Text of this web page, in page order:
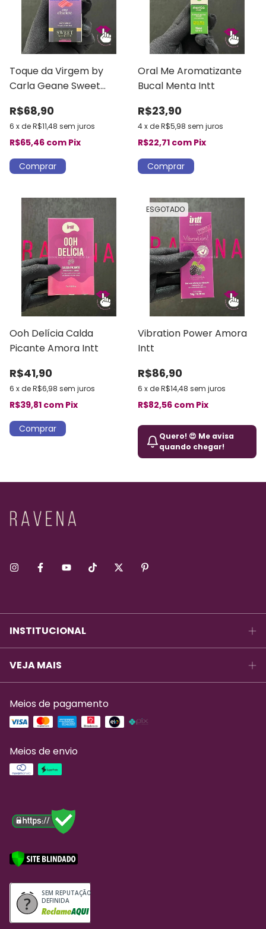
Toque da Virgem by
Carla Geane Sweet
R$68,90
6 xdeR$11,48 sem juros
R$65,46 com Pix
Oral Me Aromatizante
Bucal Menta Intt
R$23,90
4xdeR$5,98 sem juros
R$22,71 com Pix
Ooh Delícia Calda
Picante Amora Intt
R$41,90
6 xdeR$6,98 sem juros
R$39,81 com Pix
ESGOTADO
Vibration Power Amora
Intt
R$86,90
6 xdeR$14,48 sem juros
R$82,56 com Pix
Quero! 😍 Me avisa
quando chegar!
INSTITUCIONAL
VEJA MAIS
Meios de pagamento
Meios de envio
SEM REPUTAÇÃO
DEFINIDA